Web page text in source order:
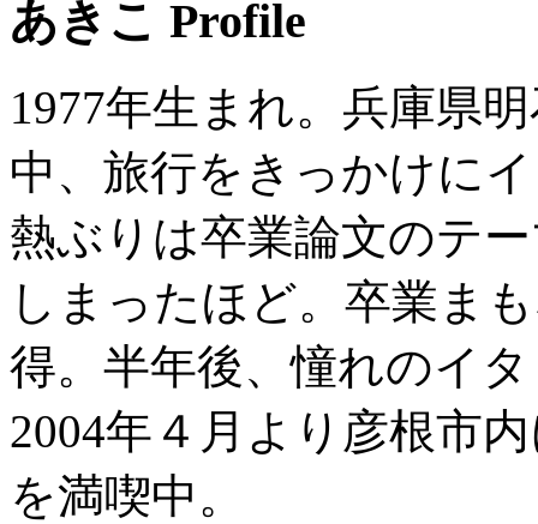
あきこ Profile
1977年生まれ。兵庫県
中、旅行をきっかけに
熱ぶりは卒業論文のテ
しまったほど。卒業ま
得。半年後、憧れのイ
2004年４月より彦根市
を満喫中。